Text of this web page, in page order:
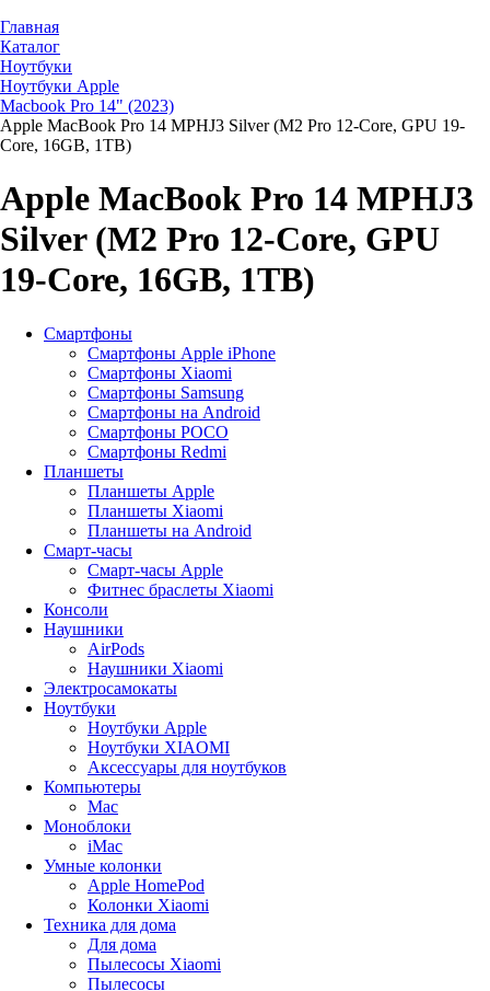
Главная
Каталог
Ноутбуки
Ноутбуки Apple
Macbook Pro 14" (2023)
Apple MacBook Pro 14 MPHJ3 Silver (M2 Pro 12-Core, GPU 19-
Core, 16GB, 1TB)
Apple MacBook Pro 14 MPHJ3
Silver (M2 Pro 12-Core, GPU
19-Core, 16GB, 1TB)
Смартфоны
Смартфоны Apple iPhone
Смартфоны Хiaomi
Смартфоны Samsung
Смартфоны на Android
Смартфоны POCO
Смартфоны Redmi
Планшеты
Планшеты Apple
Планшеты Xiaomi
Планшеты на Android
Смарт-часы
Смарт-часы Apple
Фитнес браслеты Xiaomi
Консоли
Наушники
AirPods
Наушники Xiaomi
Электросамокаты
Ноутбуки
Ноутбуки Apple
Ноутбуки XIAOMI
Аксессуары для ноутбуков
Компьютеры
Mac
Моноблоки
iMac
Умные колонки
Apple HomePod
Колонки Xiaomi
Техника для дома
Для дома
Пылесосы Xiaomi
Пылесосы